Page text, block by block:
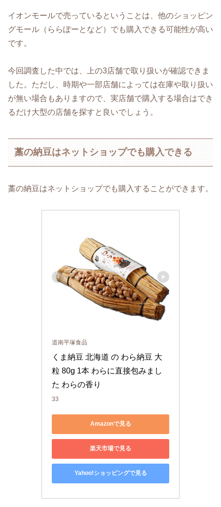
イオンモールで売っているということは、他のショッピン
グモール（ららぽーとなど）でも購入できる可能性が高い
です。
今回調査した中では、上の3店舗で取り扱いが確認できま
した。ただし、時期や一部店舗によっては在庫や取り扱い
が無い場合もありますので、実店舗で購入する場合はでき
るだけ大型の店舗を探すと良いでしょう。
藁の納豆はネットショップでも購入できる
藁の納豆はネットショップでも購入することができます。
道南平塚食品
くま納豆 北海道 の わら納豆 大
粒 80g 1本 わらに直接包みまし
た わらの香り
33
Amazonで見る
楽天市場で見る
Yahoo!ショッピングで見る